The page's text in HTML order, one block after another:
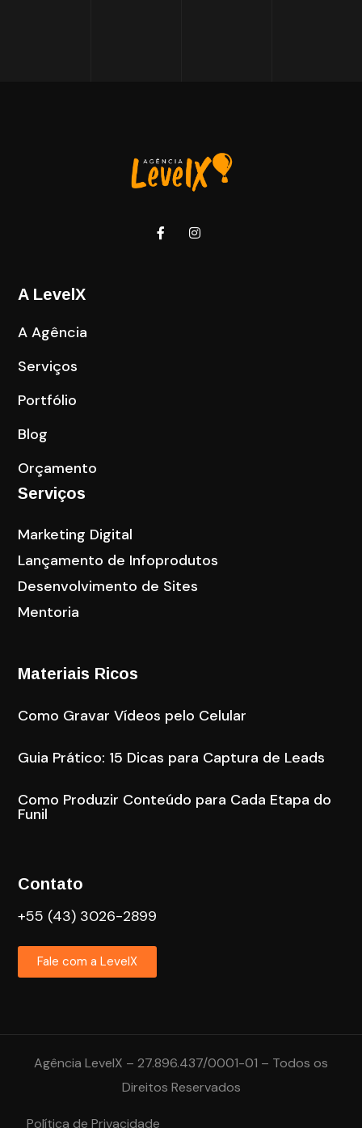
A LevelX
A Agência
Serviços
Portfólio
Blog
Orçamento
Serviços
Marketing Digital
Lançamento de Infoprodutos
Desenvolvimento de Sites
Mentoria
Materiais Ricos
Como Gravar Vídeos pelo Celular
Guia Prático: 15 Dicas para Captura de Leads
Como Produzir Conteúdo para Cada Etapa do
Funil
Contato
+55 (43) 3026-2899
Fale com a LevelX
Agência LevelX – 27.896.437/0001-01 – Todos os
Direitos Reservados
Política de Privacidade